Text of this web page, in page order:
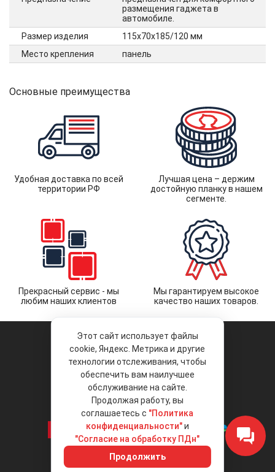
размещения гаджета в
автомобиле.
Размер изделия
115х70х185/120 мм
Место крепления
панель
Основные преимущества
Удобная доставка по всей
территории РФ
Лучшая цена – держим
достойную планку в нашем
сегменте.
Прекрасный сервис - мы
любим наших клиентов
Мы гарантируем высокое
качество наших товаров.
© 2026 «Liberty Project».
Аксессуары и запчасти оптом.
Положение об обработке и защите
персональных данных
Интернет-магазин
+7 (495) 792-792-8
Этот сайт использует файлы
cookie, Яндекс. Метрика и другие
технологии отслеживания, чтобы
обеспечить вам наилучшее
обслуживание на сайте.
Продолжая работу, вы
соглашаетесь с "Политика
конфиденциальности"и
"Согласие на обработку ПДн"